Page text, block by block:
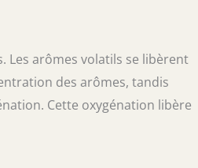
Les arômes volatils se libèrent
des arômes, tandis
Cette oxygénation libère